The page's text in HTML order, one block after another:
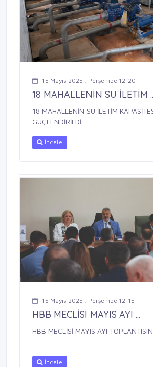
15 Mayıs 2025 , Perşembe 12:20
18 MAHALLENİN SU İLETİM
18 MAHALLENİN SU İLETİM
GÜÇLENDİRİLDİ
İncele
15 Mayıs 2025 , Perşembe 12:15
HBB MECLİSİ MAYIS AYI ...
HBB MECLİSİ MAYIS AYI
İncele